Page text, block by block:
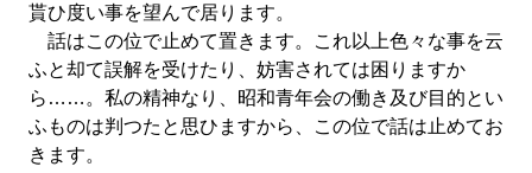
貰ひ度い事を望んで居ります。
話はこの位で止めて置きます。これ以上色々な事を云
ふと却て誤解を受けたり、妨害されては困りますか
ら……。私の精神なり、昭和青年会の働き及び目的とい
ふものは判つたと思ひますから、この位で話は止めてお
きます。